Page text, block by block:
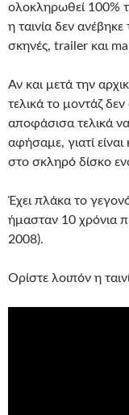
ολοκληρωθεί 100%
η ταινία δεν
σκηνές, trailer και
Αν και μετά την
τελικά το μοντάζ
αποφάσισα τελικά
αφήσαμε, γιατί
στο σκληρό δίσκο
Έχει πλάκα το
ήμασταν 10 χρόνια
2008).
Ορίστε λοιπόν η